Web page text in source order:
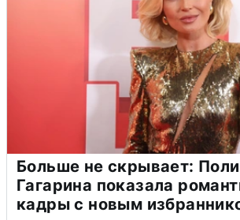
Больше не скрывает:
Гагарина показала
кадры с новым